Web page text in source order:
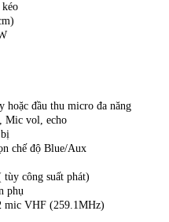
đầu thu micro đa năng
Mic vol, echo
chế độ Blue/Aux
công suất phát)
phụ
mic VHF (259.1MHz)